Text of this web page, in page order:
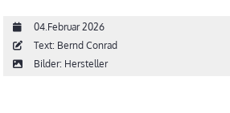
04.Februar 2026
Text: Bernd Conrad
Bilder: Hersteller